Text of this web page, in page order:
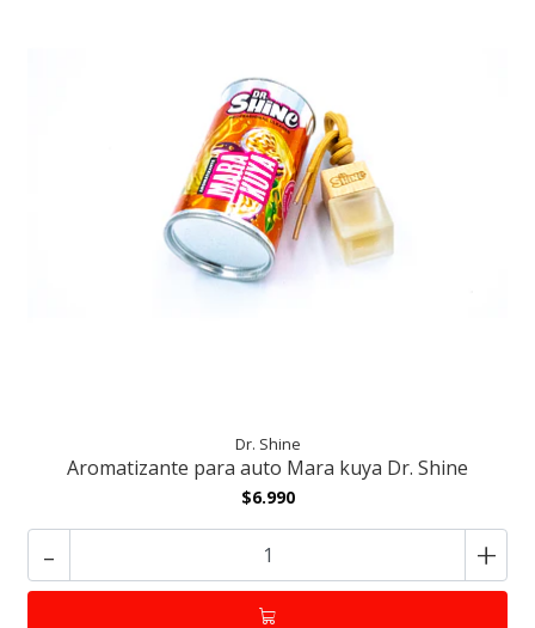
Dr. Shine
Aromatizante para auto Mara kuya Dr. Shine
$6.990
- +